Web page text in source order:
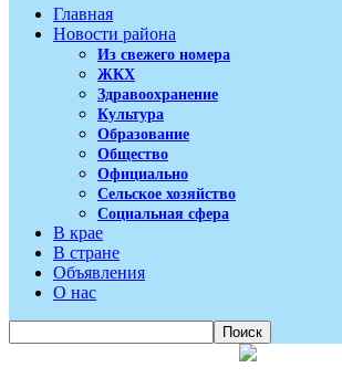
Главная
Новости района
Из свежего номера
ЖКХ
Здравоохранение
Культура
Образование
Общество
Официально
Сельское хозяйство
Социальная сфера
В крае
В стране
Объявления
О нас